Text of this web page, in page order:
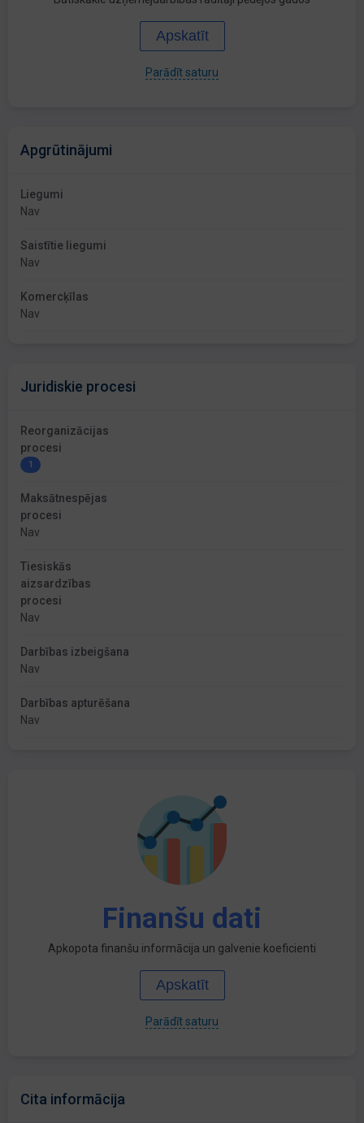
Apskatīt
Parādīt saturu
Apgrūtinājumi
Liegumi
Nav
Saistītie liegumi
Nav
Komercķīlas
Nav
Juridiskie procesi
Reorganizācijas
procesi
1
Maksātnespējas
procesi
Nav
Tiesiskās
aizsardzības
procesi
Nav
Darbības izbeigšana
Nav
Darbības apturēšana
Nav
Finanšu dati
Apkopota finanšu informācija un galvenie koeficienti
Apskatīt
Parādīt saturu
Cita informācija